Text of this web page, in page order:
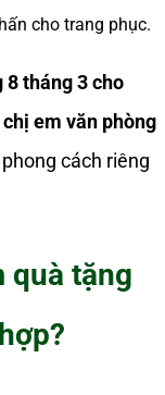
cho trang phục.
8 tháng 3 cho
em văn phòng
cách riêng
quà tặng